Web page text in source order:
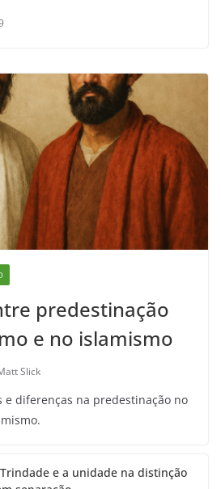
predestinação
e no islamismo
Slick
e diferenças na predestinação no
e a unidade na distinção